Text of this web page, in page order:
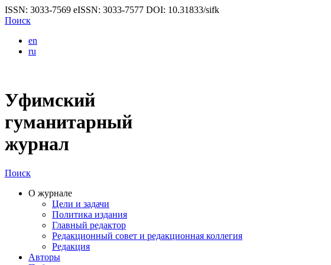
ISSN: 3033-7569 eISSN: 3033-7577 DOI: 10.31833/sifk
Поиск
en
ru
Уфимский
гуманитарный
журнал
Поиск
О журнале
Цели и задачи
Политика издания
Главный редактор
Редакционный совет и редакционная коллегия
Редакция
Авторы